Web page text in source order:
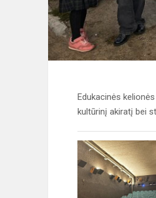
Edukacinės
kultūrinį akiratį bei